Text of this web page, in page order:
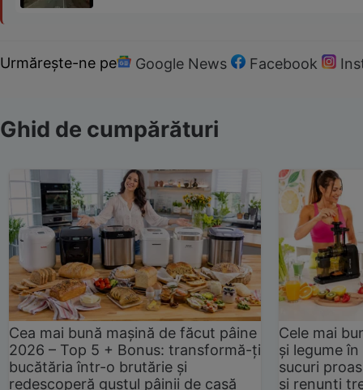
Urmărește-ne pe Google News Facebook
Ghid de cumpărături
Cea mai bună mașină de făcut pâine
2026 – Top 5 + Bonus: transformă-ți
bucătăria într-o brutărie și
redescoperă gustul pâinii de casă
Cele mai
și legume
sucuri
și renunți